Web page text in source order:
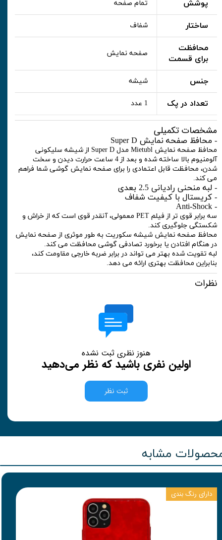
پوشش تمام صفحه
ساختار شفاف
محافظت
برای قسمت
صفحه نمایش
جنس شیشه
تعداد در پک 1 عدد
مشخصات تکمیلی
- محافظ صفحه نمایش Super D
محافظ صفحه نمایش Mietubl مدل Super D از شیشه سلیکونی
آلومنیوم بالا ساخته شده و بعد از 4 ساعت حرارت دیدن و سخت
شدن، محافظت قابل اعتمادی را برای صفحه نمایش گوشی شما فراهم
می کند.
- لبه منحنی رادیانی 2.5 بعدی
- کریستال با کیفیت شفاف
- Anti-Shock
سه برابر قوی تر از فیلم PET معمولی، آنقدر قوی است که از خراش و
شکستگی جلوگیری کند.
محافظ صفحه نمایش شیشه سکوریت به طور موثری از صفحه نمایش
در هنگام افتادن یا برخورد تصادفی گوشی محافظت می کند.
لبه تقویت شده بهتر می تواند در برابر ضربه خارجی مقاومت کند،
بنابراین محافظت بهتری ارائه می دهد.
نظرات
هنوز نظری ثبت نشده
اولین نفری باشید که نظر می‌دهید
ثبت نظر
مشابه
دارای رنگ بندی